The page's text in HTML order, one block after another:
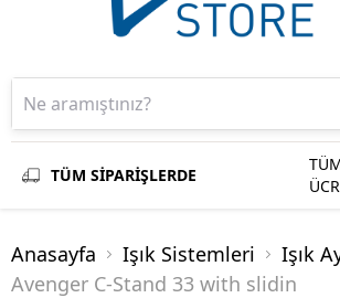
TÜM SİPARİŞLERDE
Anasayfa Işık Sistemleri
Işık
Avenger C-Stand 33 with slidin